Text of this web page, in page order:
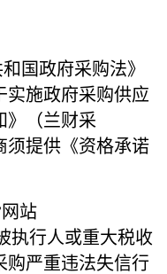
国政府采购法》
实施政府采购供应
》（兰财采
须提供《资格承诺
站
执行人或重大税收
购严重违法失信行